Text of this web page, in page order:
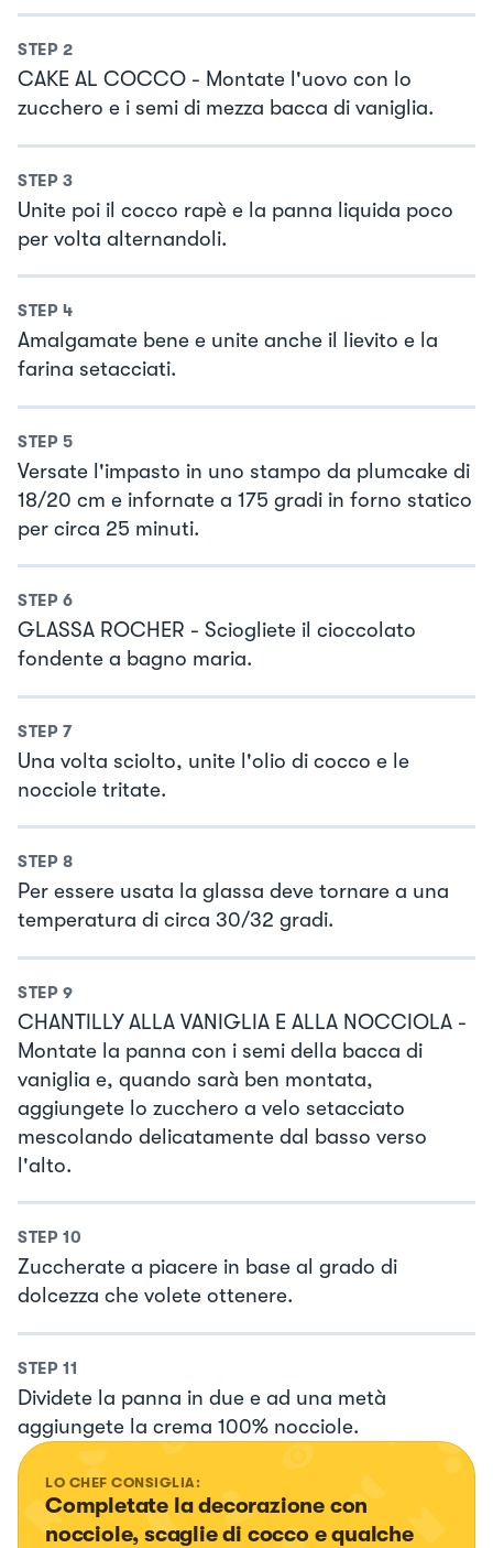
STEP 2
CAKE AL COCCO - Montate l'uovo con lo
zucchero e i semi di mezza bacca di vaniglia.
STEP 3
Unite poi il cocco rapè e la panna liquida poco
per volta alternandoli.
STEP 4
Amalgamate bene e unite anche il lievito e la
farina setacciati.
STEP 5
Versate l'impasto in uno stampo da plumcake di
18/20 cm e infornate a 175 gradi in forno statico
per circa 25 minuti.
STEP 6
GLASSA ROCHER - Sciogliete il cioccolato
fondente a bagno maria.
STEP 7
Una volta sciolto, unite l'olio di cocco e le
nocciole tritate.
STEP 8
Per essere usata la glassa deve tornare a una
temperatura di circa 30/32 gradi.
STEP 9
CHANTILLY ALLA VANIGLIA E ALLA NOCCIOLA -
Montate la panna con i semi della bacca di
vaniglia e, quando sarà ben montata,
aggiungete lo zucchero a velo setacciato
mescolando delicatamente dal basso verso
l'alto.
STEP 10
Zuccherate a piacere in base al grado di
dolcezza che volete ottenere.
STEP 11
Dividete la panna in due e ad una metà
aggiungete la crema 100% nocciole.
LO CHEF CONSIGLIA:
Completate la decorazione con
nocciole, scaglie di cocco e qualche